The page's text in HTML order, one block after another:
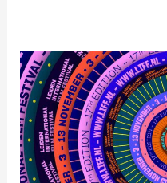
LIFF
Veni
Vidi
Vino
2022
(van
16:00